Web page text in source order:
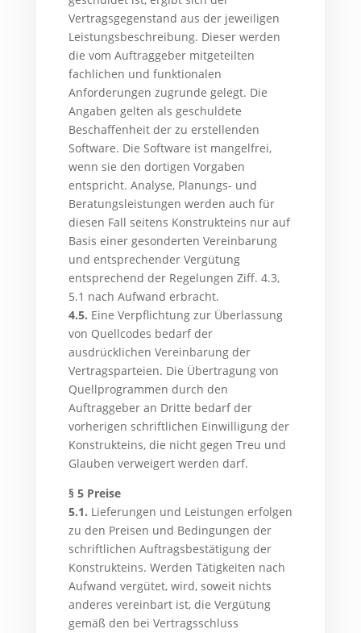
Vertragsgegenstand aus der jeweiligen
Leistungsbeschreibung. Dieser werden
die vom Auftraggeber mitgeteilten
fachlichen und funktionalen
Anforderungen zugrunde gelegt. Die
Angaben gelten als geschuldete
Beschaffenheit der zu erstellenden
Software. Die Software ist mangelfrei,
wenn sie den dortigen Vorgaben
entspricht. Analyse, Planungs- und
Beratungsleistungen werden auch für
diesen Fall seitens Konstrukteins nur auf
Basis einer gesonderten Vereinbarung
und entsprechender Vergütung
entsprechend der Regelungen Ziff. 4.3,
5.1 nach Aufwand erbracht.
4.5. Eine Verpflichtung zur Überlassung
von Quellcodes bedarf der
ausdrücklichen Vereinbarung der
Vertragsparteien. Die Übertragung von
Quellprogrammen durch den
Auftraggeber an Dritte bedarf der
vorherigen schriftlichen Einwilligung der
Konstrukteins, die nicht gegen Treu und
Glauben verweigert werden darf.
§ 5 Preise
5.1. Lieferungen und Leistungen erfolgen
zu den Preisen und Bedingungen der
schriftlichen Auftragsbestätigung der
Konstrukteins. Werden Tätigkeiten nach
Aufwand vergütet, wird, soweit nichts
anderes vereinbart ist, die Vergütung
gemäß den bei Vertragsschluss